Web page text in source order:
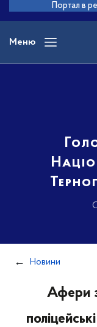
основного
вмісту
Портал в
Меню
Новини
Афери